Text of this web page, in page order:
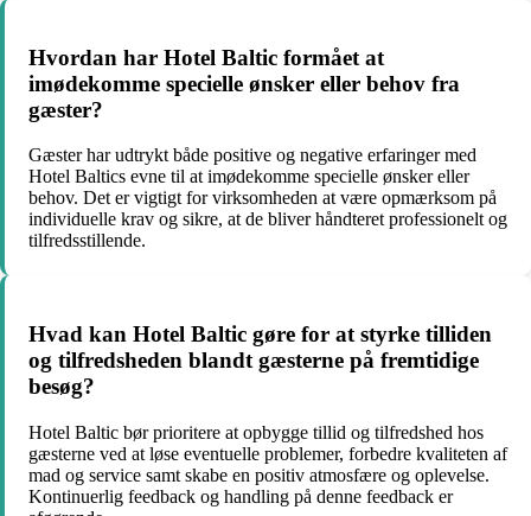
Hvordan har Hotel Baltic formået at
imødekomme specielle ønsker eller behov fra
gæster?
Gæster har udtrykt både positive og negative erfaringer med
Hotel Baltics evne til at imødekomme specielle ønsker eller
behov. Det er vigtigt for virksomheden at være opmærksom på
individuelle krav og sikre, at de bliver håndteret professionelt og
tilfredsstillende.
Hvad kan Hotel Baltic gøre for at styrke tilliden
og tilfredsheden blandt gæsterne på fremtidige
besøg?
Hotel Baltic bør prioritere at opbygge tillid og tilfredshed hos
gæsterne ved at løse eventuelle problemer, forbedre kvaliteten af
mad og service samt skabe en positiv atmosfære og oplevelse.
Kontinuerlig feedback og handling på denne feedback er